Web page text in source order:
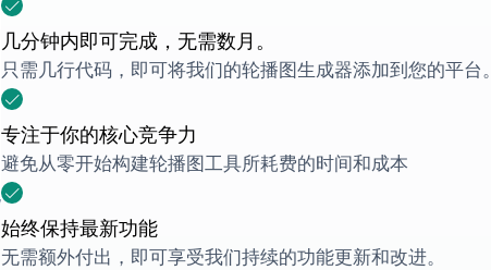
几分钟内即可完成，无需数月。
只需几行代码，即可将我们的轮播图生成器添加到您的平台。
专注于你的核心竞争力
避免从零开始构建轮播图工具所耗费的时间和成本
始终保持最新功能
无需额外付出，即可享受我们持续的功能更新和改进。